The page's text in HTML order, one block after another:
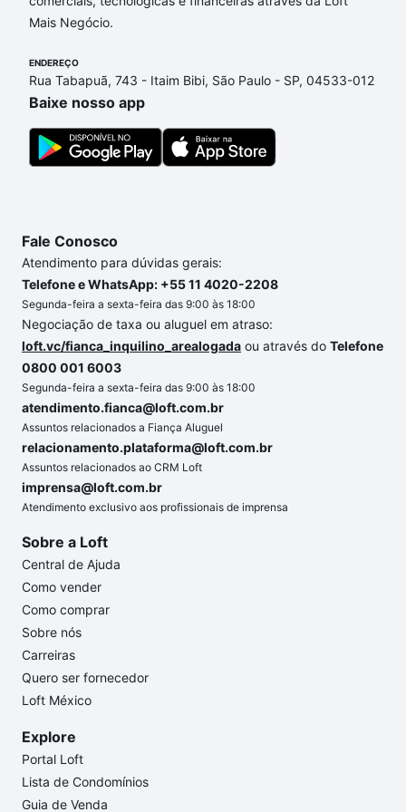
com nossas opções de financiamento imobiliário as
ainda tem alguma dúvida dos custos envolvidos no
processo de compra, veja em nosso portal quanto
custa comprar um apartamento
gente para comprar o imóvel dos seus sonhos com
segurança e conforto. Loft, com você até as
Mais Negócio.
ENDEREÇO
Rua Tabapuã, 743 - Itaim Bibi, São Paulo - SP, 04533-012
Baixe nosso app
Fale Conosco
Atendimento para dúvidas gerais:
Telefone e WhatsApp: +55 11 4020-2208
Segunda-feira a sexta-feira das 9:00 às 18:00
Negociação de taxa ou aluguel em atraso:
loft.vc/fianca_inquilino_arealogada ou através do Telefone
0800 001 6003
Segunda-feira a sexta-feira das 9:00 às 18:00
atendimento.fianca@loft.com.br
Assuntos relacionados a Fiança Aluguel
relacionamento.plataforma@loft.com.br
Assuntos relacionados ao CRM Loft
imprensa@loft.com.br
Atendimento exclusivo aos profissionais de imprensa
Sobre a Loft
Central de Ajuda
Como vender
Como comprar
Sobre nós
Carreiras
Quero ser fornecedor
Loft México
Explore
Portal Loft
Lista de Condomínios
Guia de Venda